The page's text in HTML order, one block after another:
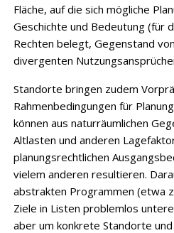
Fläche, auf die sich mögliche
Geschichte und Bedeutung (für
Rechten belegt, Gegenstand
divergenten
Standorte bringen zudem
Rahmenbedingungen für
können aus naturräumlichen
Altlasten und anderen
planungsrechtlichen
vielem anderen resultieren.
abstrakten Programmen (etwa
Ziele in Listen problemlos
aber um konkrete Standorte